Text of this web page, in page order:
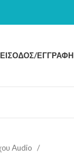
ΕΊΣΟΔΟΣ/ΕΓΓΡΑΦΉ
Audio